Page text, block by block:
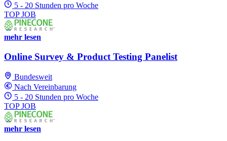
5 - 20 Stunden pro Woche
TOP JOB
mehr lesen
Online Survey & Product Testing Panelist
Bundesweit
Nach Vereinbarung
5 - 20 Stunden pro Woche
TOP JOB
mehr lesen